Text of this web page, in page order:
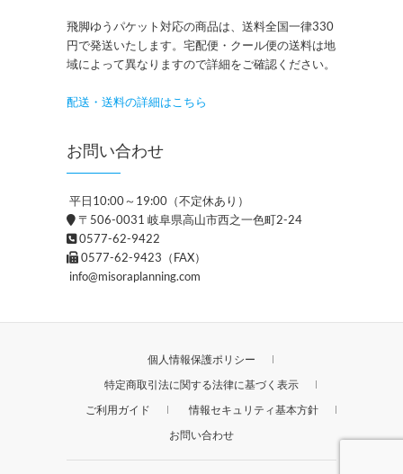
飛脚ゆうパケット対応の商品は、送料全国一律330
円で発送いたします。宅配便・クール便の送料は地
域によって異なりますので詳細をご確認ください。
配送・送料の詳細はこちら
お問い合わせ
平日10:00～19:00（不定休あり）
〒506-0031 岐阜県高山市西之一色町2-24
0577-62-9422
0577-62-9423（FAX）
info@misoraplanning.com
個人情報保護ポリシー
特定商取引法に関する法律に基づく表示
ご利用ガイド
情報セキュリティ基本方針
お問い合わせ